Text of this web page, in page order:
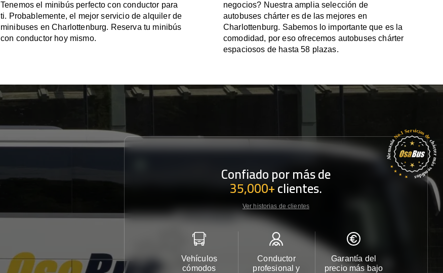
Tenemos el minibús perfecto con conductor para
ti. Probablemente, el mejor servicio de alquiler de
minibuses en Charlottenburg. Reserva tu minibús
con conductor hoy mismo.
negocios? Nuestra amplia selección de
autobuses chárter es de las mejores en
Charlottenburg. Sabemos lo importante que es la
comodidad, por eso ofrecemos autobuses chárter
espaciosos de hasta 58 plazas.
Confiado por más de
35,000+clientes.
Ver historias de clientes
Vehículos
cómodos
Conductor
profesional y
Garantía del
precio más bajo